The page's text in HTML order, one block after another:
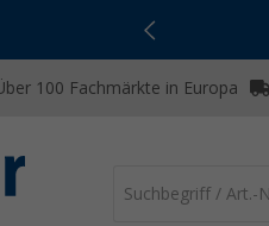
100 Fachmärkte in Europa